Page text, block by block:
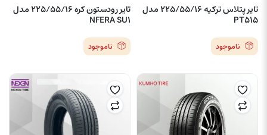
تایر پتلاس ترکیه 225/55/16 مدل
PT515
ناموجود
تایر رودستون کره 225/55/16 مدل
NFERA SU1
ناموجود